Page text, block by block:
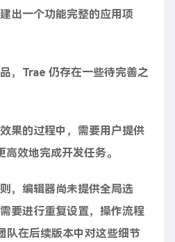
出一个功能完整的应用项
，Trae 仍存在一些待完善之
果的过程中，需要用户提供
效地完成开发任务。
，编辑器尚未提供全局选
要进行重复设置，操作流程
队在后续版本中对这些细节